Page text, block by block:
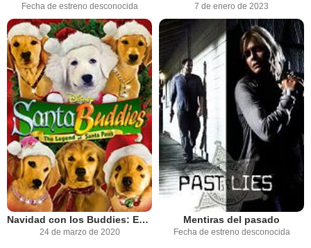
Fecha de estreno desconocida 7 de enero de 2023
Navidad con los Buddies: En busca de Santa Can
24 de marzo de 2020
Mentiras del pasado
Fecha de estreno desconocida